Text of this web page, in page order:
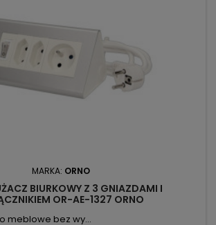
MARKA: ORNO
BIURKOWY Z 3 GNIAZDAMI I
OR-AE-1327 ORNO
meblowe bez wy...